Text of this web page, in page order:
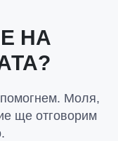
НА
Моля,
ще отговорим